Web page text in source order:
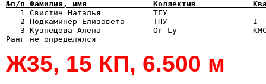
№п/п Фамилия, имя              Коллектив            Квал
1 Свистич Наталья           ТГУ
2 Подкаминер Елизавета      ТПУ
3 Кузнецова Алёна           Or-Ly
Ж35, 15 КП, 6.500 м